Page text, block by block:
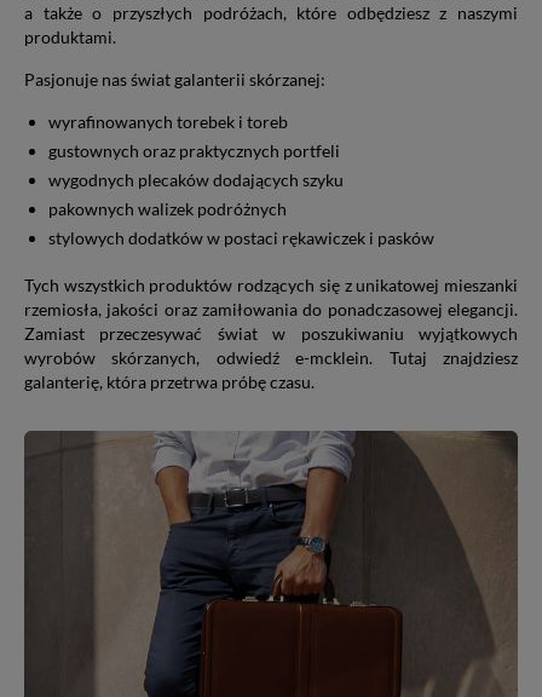
a także o przyszłych podróżach, które odbędziesz z naszymi
produktami.
Pasjonuje nas świat galanterii skórzanej:
wyrafinowanych torebek i toreb
gustownych oraz praktycznych portfeli
wygodnych plecaków dodających szyku
pakownych walizek podróżnych
stylowych dodatków w postaci rękawiczek i pasków
Tych wszystkich produktów rodzących się z unikatowej mieszanki
rzemiosła, jakości oraz zamiłowania do ponadczasowej elegancji.
Zamiast przeczesywać świat w poszukiwaniu wyjątkowych
wyrobów skórzanych, odwiedź e-mcklein. Tutaj znajdziesz
galanterię, która przetrwa próbę czasu.